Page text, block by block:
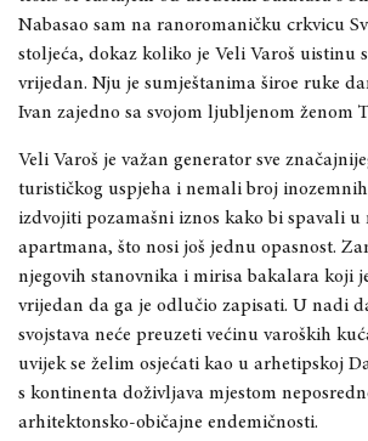
Nabasao sam na ranoromaničku crkvicu
stoljeća, dokaz koliko je Veli Varoš uistinu
vrijedan. Nju je sumještanima široe ruke
Ivan zajedno sa svojom ljubljenom ženom
Veli Varoš je važan generator sve
turističkog uspjeha i nemali broj
izdvojiti pozamašni iznos kako bi spavali u
apartmana, što nosi još jednu opasnost.
njegovih stanovnika i mirisa bakalara koji
vrijedan da ga je odlučio zapisati. U nadi
svojstava neće preuzeti većinu varoških
uvijek se želim osjećati kao u arhetipskoj
s kontinenta doživljava mjestom
arhitektonsko-običajne endemičnosti.